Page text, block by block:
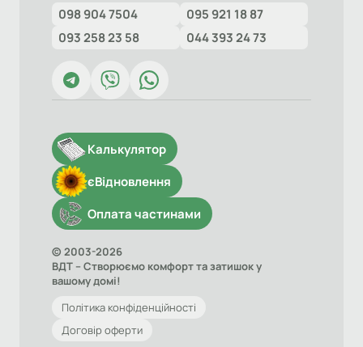
098 904 7504
095 921 18 87
093 258 23 58
044 393 24 73
Калькулятор
єВідновлення
Оплата частинами
© 2003-2026
ВДТ – Створюємо комфорт та затишок у
вашому домі!
Політика конфіденційності
Договір оферти